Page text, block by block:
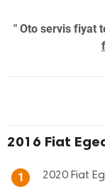
" Oto servis fiyat
2016 Fiat
1 2020 Fiat